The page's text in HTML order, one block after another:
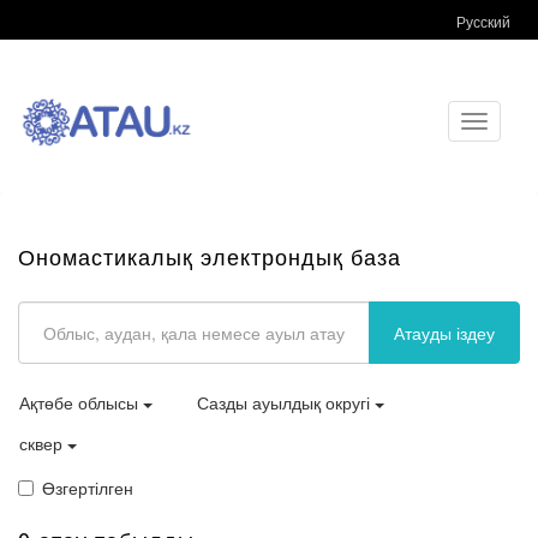
Русский
Toggle
Ономастикалық электрондық база
Атауды іздеу
Ақтөбе облысы
Сазды ауылдық округі
сквер
Өзгертілген